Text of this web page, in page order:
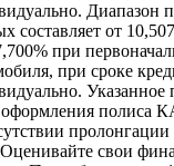
Диапазон
составляет от
при
при сроке
Указанное
оформления полиса
пролонгации
свои